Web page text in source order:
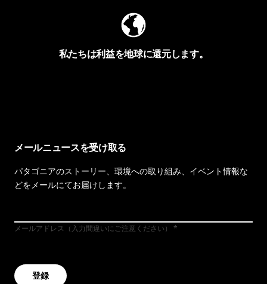
私たちは利益を地球に還元します。
メールニュースを受け取る
パタゴニアのストーリー、環境への取り組み、イベント情報な
どをメールにてお届けします。
メールアドレス（入力間違いにご注意ください）
登録